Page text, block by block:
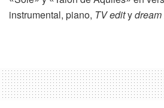
instrumental, piano, TV edity